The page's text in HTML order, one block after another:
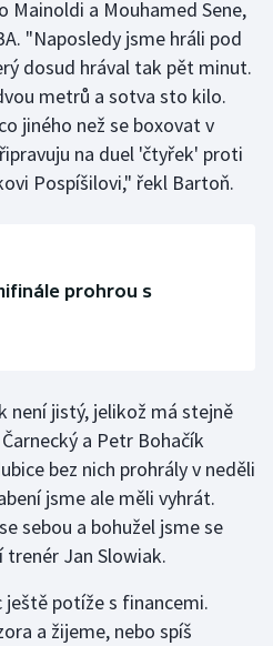
Mainoldi a Mouhamed Sene,
"Naposledy jsme hráli pod
dosud hrával tak pět minut.
metrů a sotva sto kilo.
jiného než se boxovat v
na duel 'čtyřek' proti
Pospíšilovi," řekl Bartoň.
prohrou s
není jistý, jelikož má stejně
a Petr Bohačík
bez nich prohrály v neděli
jsme ale měli vyhrát.
sebou a bohužel jsme se
trenér Jan Slowiak.
ještě potíže s financemi.
a žijeme, nebo spíš